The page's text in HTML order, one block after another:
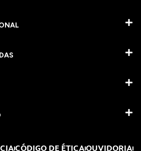
CÓDIGO DE ÉTICAOUVIDORIA